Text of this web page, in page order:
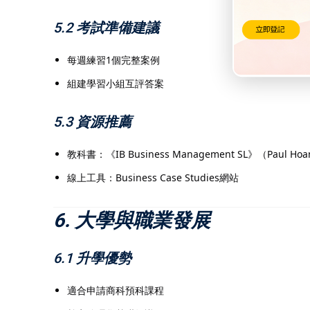
5.2 考試準備建議
每週練習1個完整案例
組建學習小組互評答案
5.3 資源推薦
教科書：《IB Business Management SL》（Paul
線上工具：Business Case Studies網站
6. 大學與職業發展
6.1 升學優勢
適合申請商科預科課程